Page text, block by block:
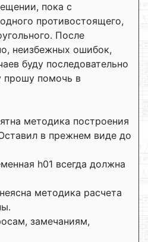
пока с
противостоящего,
После
неизбежных ошибок,
буду последовательно
прошу помочь в
методика построения
в прежнем виде до
h01 всегда должна
методика расчета
замечаниям,